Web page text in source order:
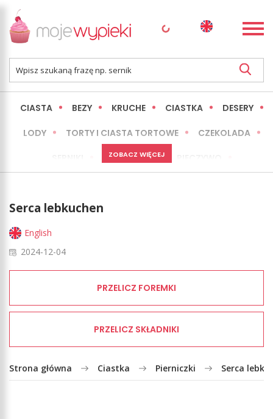
CIASTA BEZY KRUCHE CIASTKA DESERY
LODY TORTY I CIASTA TORTOWE CZEKOLADA
MINI WYPIEKI
LŻEJSZE / ZDROWSZE
ZOBACZ WIĘCEJ
Serca lebkuchen
English
2024-12-04
PRZELICZ FOREMKI
PRZELICZ SKŁADNIKI
Strona główna Ciastka Pierniczki Serca